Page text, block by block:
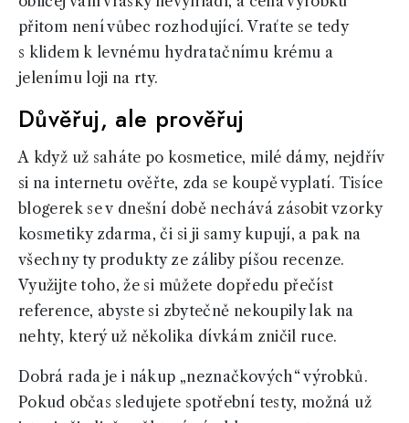
přitom není vůbec rozhodující. Vraťte se tedy
s klidem k levnému hydratačnímu krému a
jelenímu loji na rty.
Důvěřuj, ale prověřuj
A když už saháte po kosmetice, milé dámy, nejdřív
si na internetu ověřte, zda se koupě vyplatí. Tisíce
blogerek se v dnešní době nechává zásobit vzorky
kosmetiky zdarma, či si ji samy kupují, a pak na
všechny ty produkty ze záliby píšou recenze.
Využijte toho, že si můžete dopředu přečíst
reference, abyste si zbytečně nekoupily lak na
nehty, který už několika dívkám zničil ruce.
Dobrá rada je i nákup „neznačkových“ výrobků.
Pokud občas sledujete spotřební testy, možná už